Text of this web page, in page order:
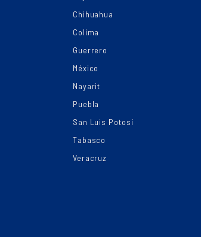
Chihuahua
Colima
Guerrero
México
Nayarit
Puebla
San Luis Potosí
Tabasco
Veracruz